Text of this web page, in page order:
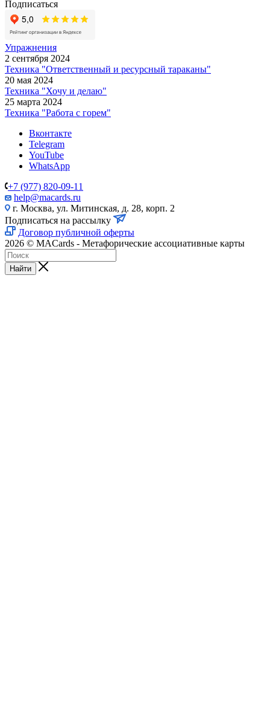
Подписаться
Упражнения
2 сентября 2024
Техника "Ответственный и ресурсный тараканы"
20 мая 2024
Техника "Хочу и делаю"
25 марта 2024
Техника "Работа с горем"
Вконтакте
Telegram
YouTube
WhatsApp
+7 (977) 820-09-11
help@macards.ru
г. Москва, ул. Митинская, д. 28, корп. 2
Подписаться на рассылку
Договор публичной оферты
2026 © MACards - Метафорические ассоциативные карты
Найти